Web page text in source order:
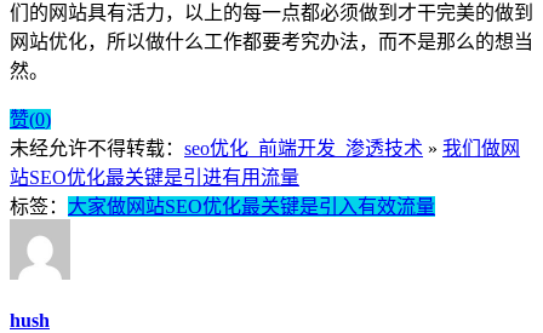
们的网站具有活力，以上的每一点都必须做到才干完美的做到
网站优化，所以做什么工作都要考究办法，而不是那么的想当
然。
赞(0)
未经允许不得转载： seo优化_前端开发_渗透技术 » 我们做网
站SEO优化最关键是引进有用流量
标签： 大家做网站SEO优化最关键是引入有效流量
hush